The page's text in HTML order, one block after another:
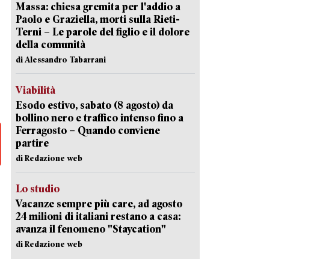
Massa: chiesa gremita per l'addio a
Paolo e Graziella, morti sulla Rieti-
Terni – Le parole del figlio e il dolore
della comunità
di Alessandro Tabarrani
Viabilità
Esodo estivo, sabato (8 agosto) da
bollino nero e traffico intenso fino a
Ferragosto – Quando conviene
partire
di Redazione web
Lo studio
Vacanze sempre più care, ad agosto
24 milioni di italiani restano a casa:
avanza il fenomeno "Staycation"
di Redazione web